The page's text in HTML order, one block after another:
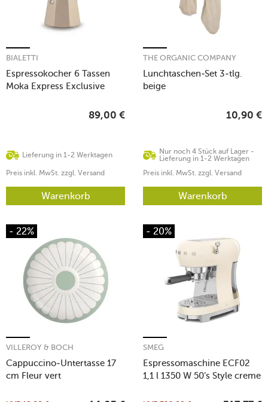
Espressokocher 6 Tassen
Moka Express Exclusive
BIALETTI
Lieferung in 1-2 Werktagen
89,00 €
Preis inkl. MwSt. zzgl. Versand
Warenkorb
Lunchtaschen-Set 3-tlg.
beige
THE ORGANIC COMPANY
Nur noch 4 Stück auf Lager -
Lieferung in 1-2 Werktagen
10,90 €
Preis inkl. MwSt. zzgl. Versand
Warenkorb
- 22%
Cappuccino-Untertasse 17
cm Fleur vert
VILLEROY & BOCH
- 20%
Espressomaschine ECF02
1,1 l 1350 W 50’s Style creme
SMEG